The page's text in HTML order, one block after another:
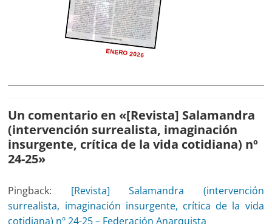
ENERO 2026
Un comentario en «[Revista] Salamandra
(intervención surrealista, imaginación
insurgente, crítica de la vida cotidiana) nº
24-25»
Pingback: [Revista] Salamandra (intervención
surrealista, imaginación insurgente, crítica de la vida
cotidiana) nº 24-25 – Federación Anarquista